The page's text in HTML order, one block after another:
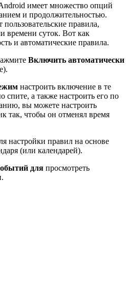
имеет множество опций
и продолжительностью.
правила,
времени суток. Вот как
и автоматические правила.
Включить автоматически
настроить включение в те
спите, а также настроить его по
вы можете настроить
так, чтобы он отменял время
настройки правил на основе
(или календарей).
для просмотреть